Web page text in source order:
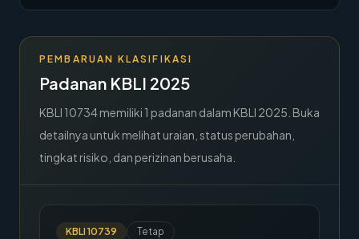
Member Area
PEMBARUAN KLASIFIKASI
Padanan KBLI 2025
KBLI 10734memiliki 1 padanan dalam KBLI 2025. Buka
detailnya untuk melihat uraian, status perubahan,
tingkat risiko, dan perizinan berusaha.
KBLI 10739 Tetap